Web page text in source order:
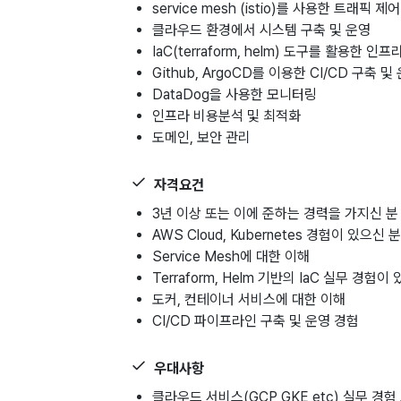
service mesh (istio)를 사용한 트래픽 제어
클라우드 환경에서 시스템 구축 및 운영
IaC(terraform, helm) 도구를 활용한 인프
Github, ArgoCD를 이용한 CI/CD 구축 및
DataDog을 사용한 모니터링
인프라 비용분석 및 최적화
도메인, 보안 관리
자격요건
3년 이상 또는 이에 준하는 경력을 가지신 분
AWS Cloud, Kubernetes 경험이 있으신 분
Service Mesh에 대한 이해
Terraform, Helm 기반의 IaC 실무 경험이
도커, 컨테이너 서비스에 대한 이해
CI/CD 파이프라인 구축 및 운영 경험
우대사항
클라우드 서비스(GCP GKE etc) 실무 경험